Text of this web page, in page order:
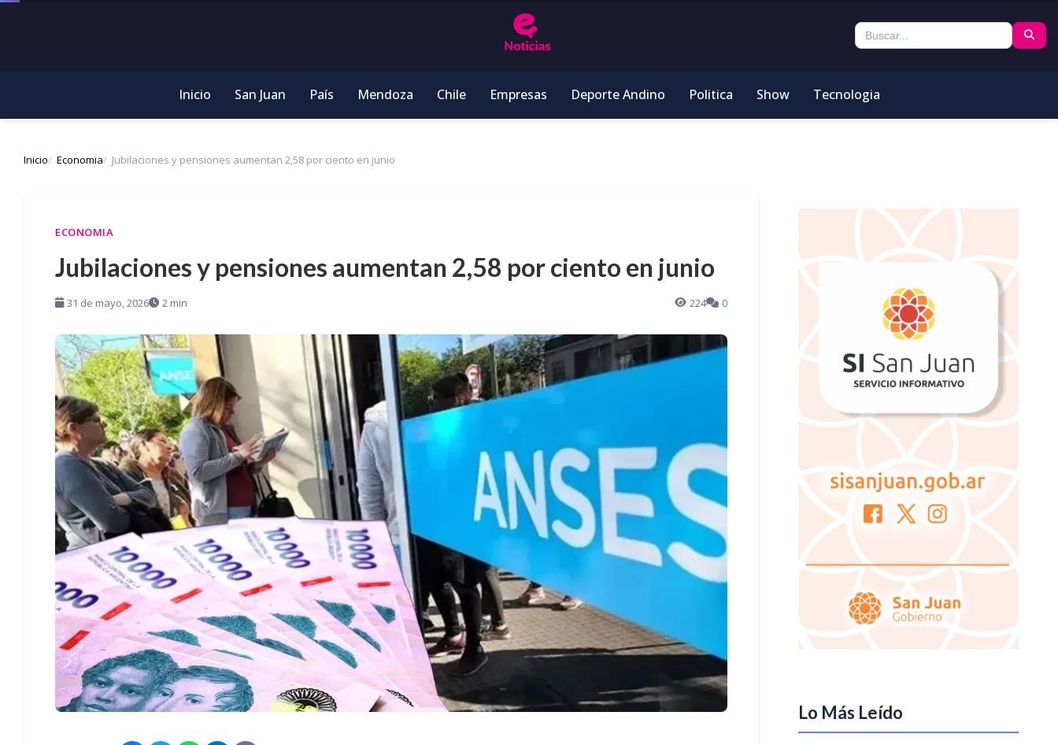
Inicio San Juan País Mendoza Chile Empresas Deporte Andino Politica Show Tecnologia
Inicio Economia Jubilaciones y pensiones aumentan 2,58 por ciento en junio
ECONOMIA
Jubilaciones y pensiones aumentan 2,58 por ciento en junio
31 de mayo, 2026 2 min 224 0
Lo Más Leído